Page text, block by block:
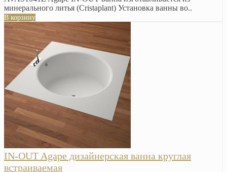
минерального литья (Cristaplant) Установка ванны во..
В корзину
IN-OUT Agape дизайнерская ванна круглая
встраиваемая